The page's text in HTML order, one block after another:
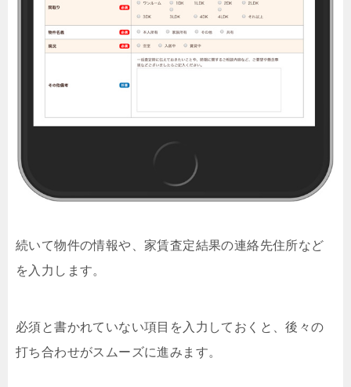
続いて物件の情報や、家賃査定結果の連絡先住所など
を入力します。
必須と書かれていない項目を入力しておくと、後々の
打ち合わせがスムーズに進みます。